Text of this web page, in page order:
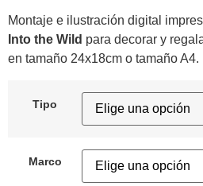
Montaje e ilustración digital
Into the Wild para decorar y
en tamaño 24x18cm o tamaño A4.
Tipo
Marco